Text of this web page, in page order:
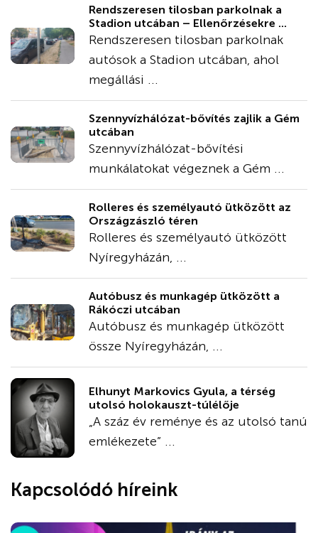
Rendszeresen tilosban parkolnak a
Stadion utcában – Ellenőrzésekre ...
Rendszeresen tilosban parkolnak
autósok a Stadion utcában, ahol
megállási ...
Szennyvízhálózat-bővítés zajlik a Gém
utcában
Szennyvízhálózat-bővítési
munkálatokat végeznek a Gém ...
Rolleres és személyautó ütközött az
Országzászló téren
Rolleres és személyautó ütközött
Nyíregyházán, ...
Autóbusz és munkagép ütközött a
Rákóczi utcában
Autóbusz és munkagép ütközött
össze Nyíregyházán, ...
Elhunyt Markovics Gyula, a térség
utolsó holokauszt-túlélője
„A száz év reménye és az utolsó tanú
emlékezete” ...
Kapcsolódó híreink